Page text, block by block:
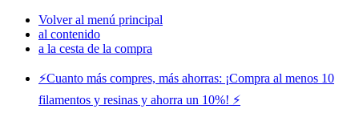
Volver al menú principal
al contenido
a la cesta de la compra
⚡️Cuanto más compres, más ahorras: ¡Compra al menos 10
filamentos y resinas y ahorra un 10%! ⚡️